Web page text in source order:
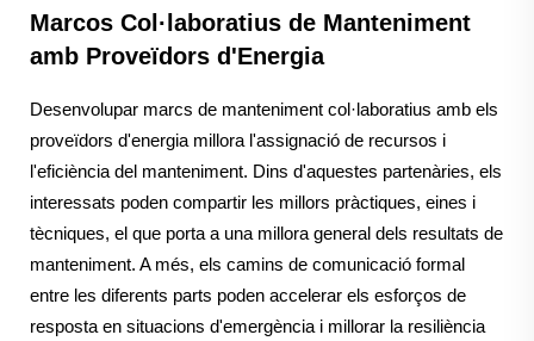
Marcos Col·laboratius de Manteniment
amb Proveïdors d'Energia
Desenvolupar marcs de manteniment col·laboratius amb els
proveïdors d'energia millora l'assignació de recursos i
l'eficiència del manteniment. Dins d'aquestes partenàries, els
interessats poden compartir les millors pràctiques, eines i
tècniques, el que porta a una millora general dels resultats de
manteniment. A més, els camins de comunicació formal
entre les diferents parts poden accelerar els esforços de
resposta en situacions d'emergència i millorar la resiliència